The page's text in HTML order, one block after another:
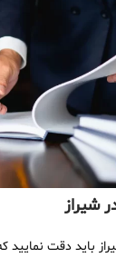
شیراز
باید دقت نمایید